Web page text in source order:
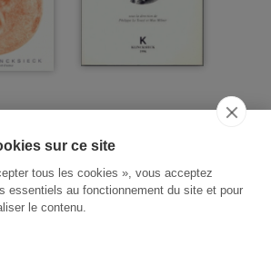
sur ce site
tous les cookies », vous acceptez
essentiels au fonctionnement du site et pour
le contenu.
THÉMATIQUE